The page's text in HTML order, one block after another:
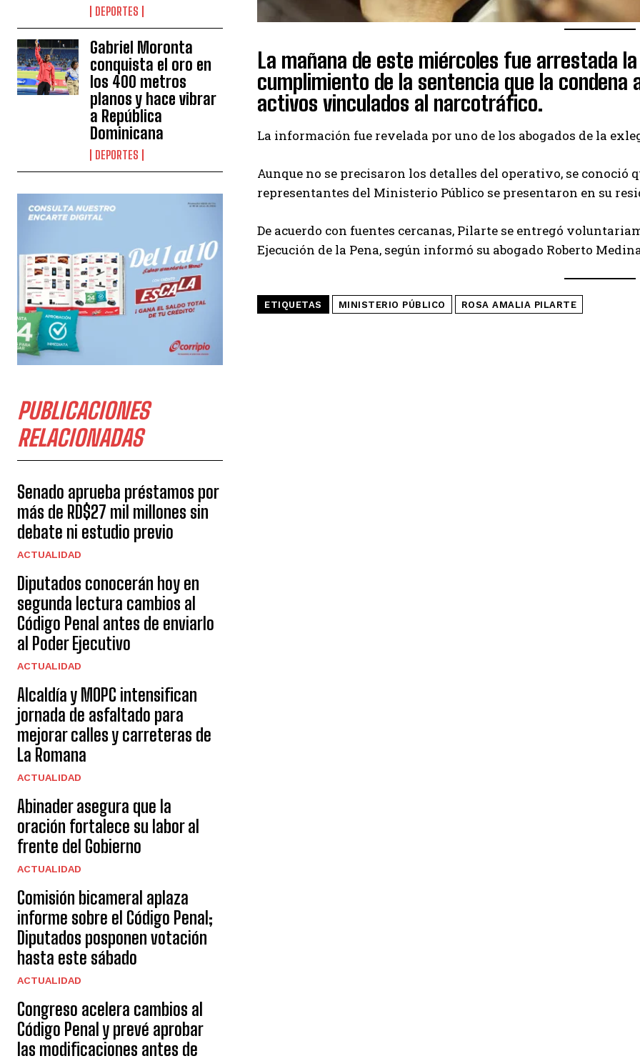
DEPORTES
Gabriel Moronta
conquista el oro en
los 400 metros
planos y hace vibrar
a República
Dominicana
DEPORTES
PUBLICACIONES
RELACIONADAS
Senado aprueba préstamos por
más de RD$27 mil millones sin
debate ni estudio previo
ACTUALIDAD
Diputados conocerán hoy en
segunda lectura cambios al
Código Penal antes de enviarlo
al Poder Ejecutivo
ACTUALIDAD
Alcaldía y MOPC intensifican
jornada de asfaltado para
mejorar calles y carreteras de
La Romana
ACTUALIDAD
Abinader asegura que la
oración fortalece su labor al
frente del Gobierno
ACTUALIDAD
Comisión bicameral aplaza
informe sobre el Código Penal;
Diputados posponen votación
hasta este sábado
ACTUALIDAD
Congreso acelera cambios al
Código Penal y prevé aprobar
las modificaciones antes de
La mañana de este miércoles fue arrestada
cumplimiento de la sentencia que la condena
activos vinculados al narcotráfico.
La información fue revelada por uno de los abogados de la
Aunque no se precisaron los detalles del operativo, se conoció
representantes del Ministerio Público se presentaron en su
De acuerdo con fuentes cercanas, Pilarte se entregó
Ejecución de la Pena, según informó su abogado Roberto
ETIQUETAS MINISTERIO PÚBLICO ROSA AMALIA PILARTE